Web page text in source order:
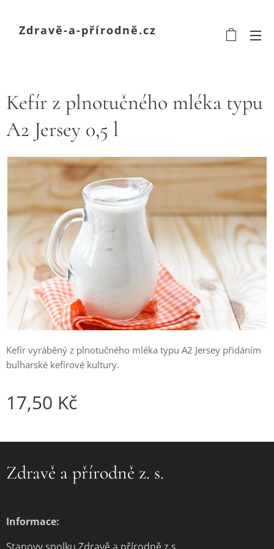
Zdravě-a-přírodně.cz
Kefír z plnotučného mléka typu
A2 Jersey 0,5 l
Kefír vyráběný z plnotučného mléka typu A2 Jersey přidáním
bulharské kefírové kultury.
17,50 Kč
Zdravě a přírodně z. s.
Informace: